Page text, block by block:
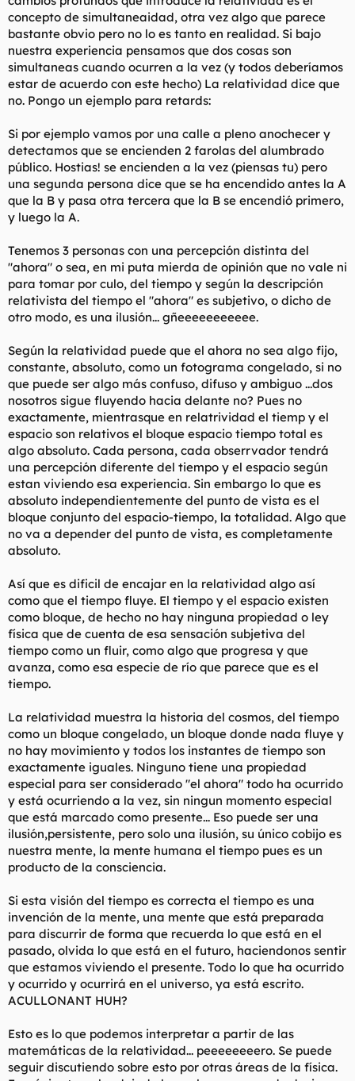
concepto de simultaneaidad, otra vez algo que parece
bastante obvio pero no lo es tanto en realidad. Si bajo
nuestra experiencia pensamos que dos cosas son
simultaneas cuando ocurren a la vez (y todos deberíamos
estar de acuerdo con este hecho) La relatividad dice que
no. Pongo un ejemplo para retards:
Si por ejemplo vamos por una calle a pleno anochecer y
detectamos que se encienden 2 farolas del alumbrado
público. Hostias! se encienden a la vez (piensas tu) pero
una segunda persona dice que se ha encendido antes la A
que la B y pasa otra tercera que la B se encendió primero,
y luego la A.
Tenemos 3 personas con una percepción distinta del
"ahora" o sea, en mi puta mierda de opinión que no vale ni
para tomar por culo, del tiempo y según la descripción
relativista del tiempo el "ahora" es subjetivo, o dicho de
otro modo, es una ilusión... gñeeeeeeeeeee.
Según la relatividad puede que el ahora no sea algo fijo,
constante, absoluto, como un fotograma congelado, si no
que puede ser algo más confuso, difuso y ambiguo ...dos
nosotros sigue fluyendo hacia delante no? Pues no
exactamente, mientrasque en relatrividad el tiemp y el
espacio son relativos el bloque espacio tiempo total es
algo absoluto. Cada persona, cada obserrvador tendrá
una percepción diferente del tiempo y el espacio según
estan viviendo esa experiencia. Sin embargo lo que es
absoluto independientemente del punto de vista es el
bloque conjunto del espacio-tiempo, la totalidad. Algo que
no va a depender del punto de vista, es completamente
absoluto.
Así que es dificil de encajar en la relatividad algo así
como que el tiempo fluye. El tiempo y el espacio existen
como bloque, de hecho no hay ninguna propiedad o ley
física que de cuenta de esa sensación subjetiva del
tiempo como un fluir, como algo que progresa y que
avanza, como esa especie de río que parece que es el
tiempo.
La relatividad muestra la historia del cosmos, del tiempo
como un bloque congelado, un bloque donde nada fluye y
no hay movimiento y todos los instantes de tiempo son
exactamente iguales. Ninguno tiene una propiedad
especial para ser considerado "el ahora" todo ha ocurrido
y está ocurriendo a la vez, sin ningun momento especial
que está marcado como presente... Eso puede ser una
ilusión,persistente, pero solo una ilusión, su único cobijo es
nuestra mente, la mente humana el tiempo pues es un
producto de la consciencia.
Si esta visión del tiempo es correcta el tiempo es una
invención de la mente, una mente que está preparada
para discurrir de forma que recuerda lo que está en el
pasado, olvida lo que está en el futuro, haciendonos sentir
que estamos viviendo el presente. Todo lo que ha ocurrido
y ocurrido y ocurrirá en el universo, ya está escrito.
ACULLONANT HUH?
Esto es lo que podemos interpretar a partir de las
matemáticas de la relatividad... peeeeeeeero. Se puede
seguir discutiendo sobre esto por otras áreas de la física.